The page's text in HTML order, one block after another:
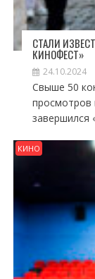
СТАЛИ
КИНОФЕСТ»
24.10.2024
Свыше 50
просмотров
завершился
КИНО